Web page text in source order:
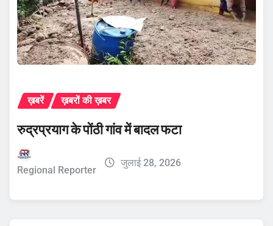
ख़बरें ख़बरों की ख़बर
रुद्रप्रयाग के पोंठी गांव में बादल फटा
Regional Reporter
जुलाई 28, 2026